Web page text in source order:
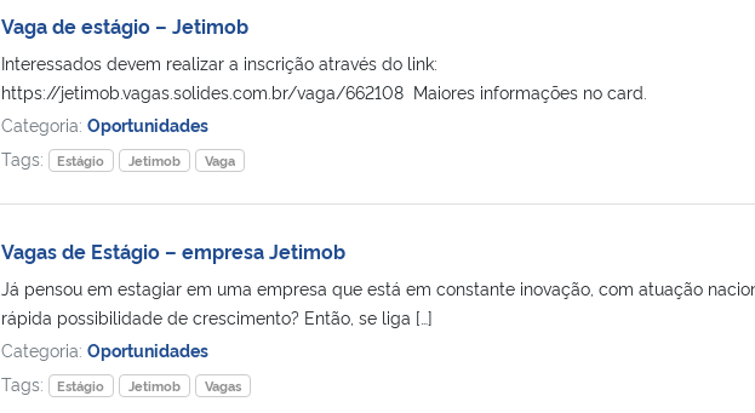
Vaga de estágio – Jetimob
Interessados devem realizar a inscrição através do link:
https://jetimob.vagas.solides.com.br/vaga/662108 Maiores informações no card.
Categoria: Oportunidades
Tags:
Estágio Jetimob Vaga
Vagas de Estágio – empresa Jetimob
Já pensou em estagiar em uma empresa que está em constante inovação, com atuação
rápida possibilidade de crescimento? Então, se liga […]
Categoria: Oportunidades
Tags:
Estágio Jetimob Vagas